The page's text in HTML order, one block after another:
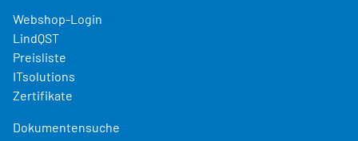
Webshop-Login
LindQST
Preisliste
ITsolutions
Zertifikate
Dokumentensuche